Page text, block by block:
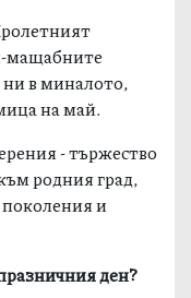
мащабните
ни в миналото,
на май.
- тържество
родния град,
поколения и
ден?